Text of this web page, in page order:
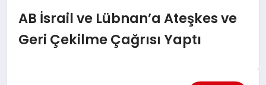
AB İsrail ve Lübnan’a Ateşkes ve
Geri Çekilme Çağrısı Yaptı